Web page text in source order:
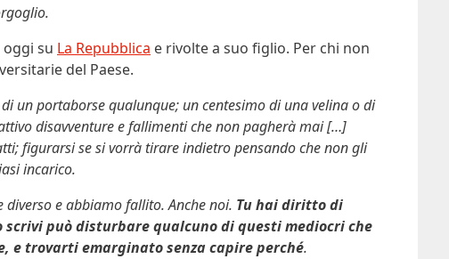
su La Repubblica e rivolte a suo figlio. Per chi non
del Paese.
un portaborse qualunque; un centesimo di una velina o di
disavventure e fallimenti che non pagherà mai […]
figurarsi se si vorrà tirare indietro pensando che non gli
incarico.
e abbiamo fallito. Anche noi. Tu hai diritto di
scrivi può disturbare qualcuno di questi mediocri che
e trovarti emarginato senza capire perché.